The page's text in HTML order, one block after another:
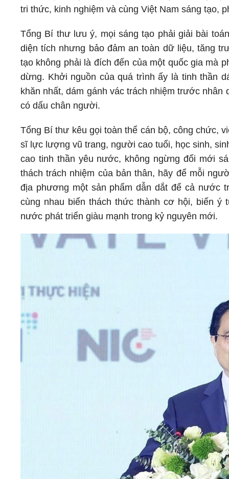
tri thức, kinh nghiệm và cùng Việt Nam sáng tạo,
Tổng Bí thư lưu ý, mọi sáng tạo phải giải bài
diện tích nhưng bảo đảm an toàn dữ liệu, tăng
tạo không phải là đích đến của một quốc gia mà
dừng. Khởi nguồn của quá trình ấy là tinh thần
khăn nhất, dám gánh vác trách nhiệm trước
có dấu chân người.
Tổng Bí thư kêu gọi toàn thể cán bộ, công chức,
sĩ lực lượng vũ trang, người cao tuổi, học sinh,
cao tinh thần yêu nước, không ngừng đổi mới
thách trách nhiệm của bản thân, hãy để mỗi
địa phương một sản phẩm dẫn dắt để cả nước
cùng nhau biến thách thức thành cơ hội, biến
nước phát triển giàu mạnh trong kỷ nguyên mới.